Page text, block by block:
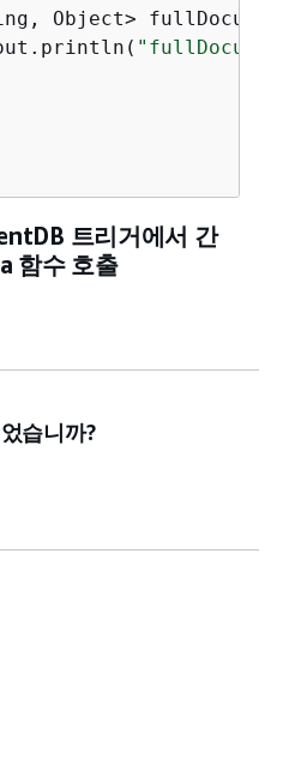
Object>
트리거에서 간
함수 호출
습니까?